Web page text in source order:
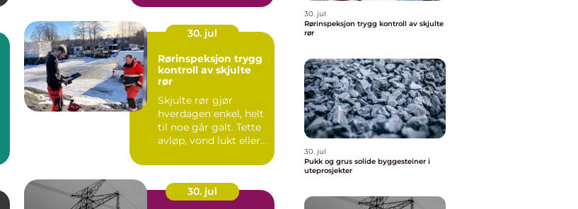
30. jul
Rørinspeksjon trygg
kontroll av skjulte
rør
Skjulte rør gjør
hverdagen enkel, helt
til noe går galt. Tette
avløp, vond lukt eller
30. jul
30. jul
Rørinspeksjon trygg kontroll av skjulte
rør
30. jul
Pukk og grus solide byggesteiner i
uteprosjekter